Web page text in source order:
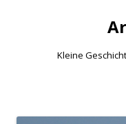
Kleine